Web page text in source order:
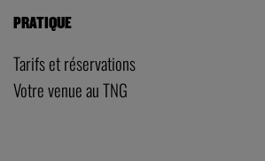
PRATIQUE
Tarifs et réservations
Votre venue au TNG